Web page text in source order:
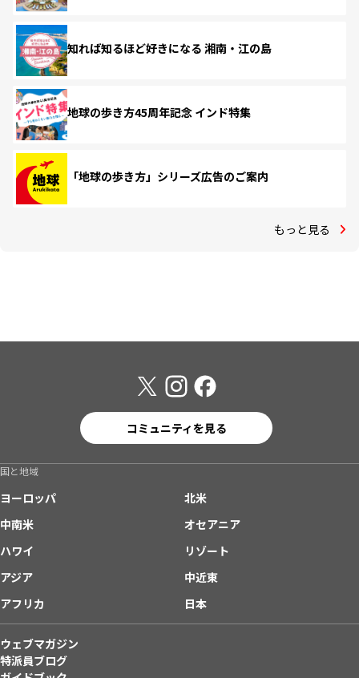
知れば知るほど好きになる 湘南・江の島
地球の歩き方45周年記念 インド特集
「地球の歩き方」シリーズ広告のご案内
もっと見る
コミュニティを見る
国と地域
ヨーロッパ
北米
中南米
オセアニア
ハワイ
リゾート
アジア
中近東
アフリカ
日本
ウェブマガジン
特派員ブログ